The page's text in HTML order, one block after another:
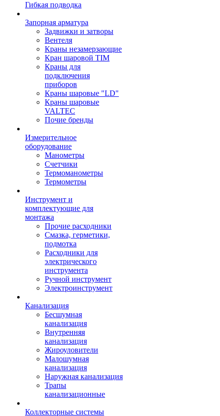
Гибкая подводка
Запорная арматура
Задвижки и затворы
Вентеля
Краны незамерзающие
Кран шаровой TIM
Краны для
подключения
приборов
Краны шаровые "LD"
Краны шаровые
VALTEC
Почие бренды
Измерительное
оборудование
Манометры
Счетчики
Термоманометры
Термометры
Инструмент и
комплектующие для
монтажа
Прочие расходники
Смазка, герметики,
подмотка
Расходники для
электрического
инструмента
Ручной инструмент
Электроинструмент
Канализация
Бесшумная
канализация
Внутренняя
канализация
Жироуловители
Малошумная
канализация
Наружная канализация
Трапы
канализационные
Коллекторные системы